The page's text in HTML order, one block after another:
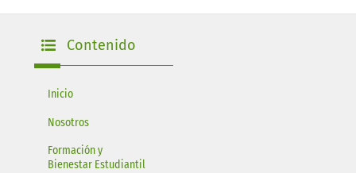
Contenido
Inicio
Nosotros
Formación y
Bienestar Estudiantil